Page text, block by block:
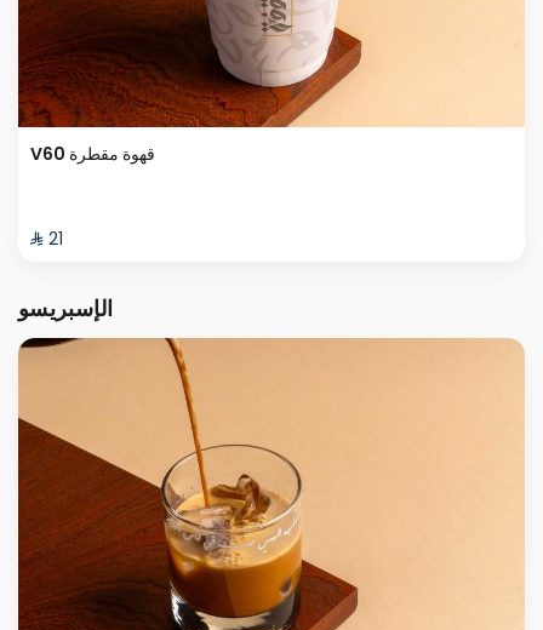
V60 قهوة مقطرة
⁨⁦‪‬ 21⁩
الإسبريسو